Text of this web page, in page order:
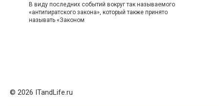
В виду последних событий вокруг так называемого
«антипиратского закона», который также принято
называть «Законом
© 2026 ITandLife.ru